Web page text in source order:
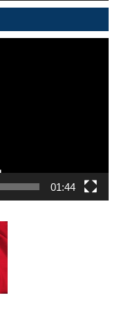
01:44